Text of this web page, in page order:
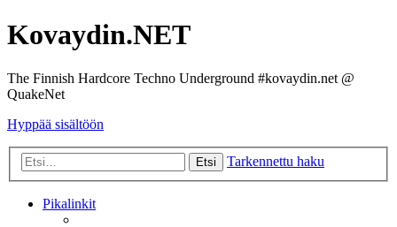
Kovaydin.NET
The Finnish Hardcore Techno Underground #kovaydin.net @
QuakeNet
Hyppää sisältöön
Etsi Tarkennettu haku
Pikalinkit